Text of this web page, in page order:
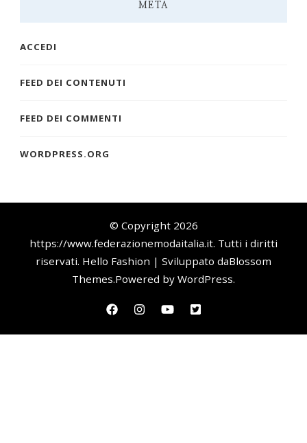
META
ACCEDI
FEED DEI CONTENUTI
FEED DEI COMMENTI
WORDPRESS.ORG
© Copyright 2026
https://www.federazionemodaitalia.it. Tutti i diritti
riservati. Hello Fashion | Sviluppato daBlossom
Themes.Powered by WordPress.